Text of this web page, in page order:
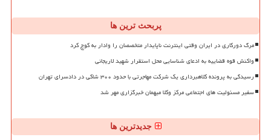
پربحث ترین ها
مرگ دورکاری در ایران وقتی اینترنت ناپایدار متخصصان را وادار به کوچ کرد
واکنش قوه قضاییه به ادعای شناسایی محل استقرار شهید لاریجانی
رسیدگی به پرونده کلاهبرداری یک شرکت مهاجرتی با حدود ۳۰۰ شاکی در دادسرای تهران
سفیر مسئولیت های اجتماعی مرکز وکلا میهمان خبرگزاری مهر شد
جدیدترین ها